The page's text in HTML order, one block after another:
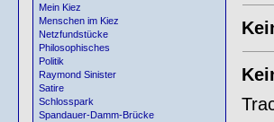
Mein Kiez
Menschen im Kiez
Netzfundstücke
Philosophisches
Politik
Raymond Sinister
Satire
Schlosspark
Spandauer-Damm-Brücke